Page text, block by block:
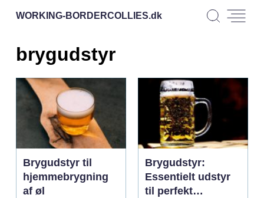
WORKING-BORDERCOLLIES.dk
brygudstyr
Brygudstyr til
hjemmebrygning
af øl
Brygudstyr:
Essentielt udstyr
til perfekt